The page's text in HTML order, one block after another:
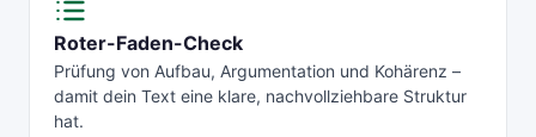
Roter-Faden-Check
Prüfung von Aufbau, Argumentation und Kohärenz –
damit dein Text eine klare, nachvollziehbare Struktur
hat.